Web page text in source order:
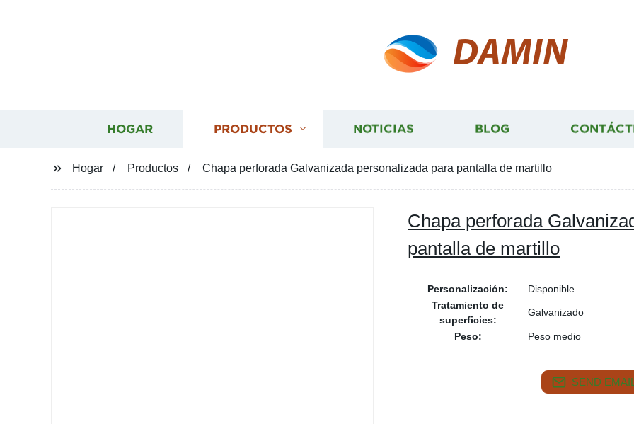
DAMIN
HOGAR PRODUCTOS NOTICIAS BLOG
Hogar Productos Chapa perforada Galvanizada personalizada para pantalla de martillo
Chapa perforada
pantalla de martillo
Personalización:
Disponible
Tratamiento de
superficies:
Galvanizado
Peso: Peso medio
SEND